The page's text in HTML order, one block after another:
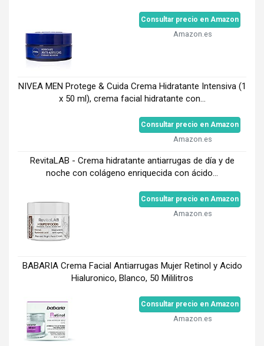
Consultar precio en Amazon
Amazon.es
NIVEA MEN Protege & Cuida Crema Hidratante Intensiva (1
x 50 ml), crema facial hidratante con...
Consultar precio en Amazon
Amazon.es
RevitaLAB - Crema hidratante antiarrugas de día y de
noche con colágeno enriquecida con ácido...
Consultar precio en Amazon
Amazon.es
BABARIA Crema Facial Antiarrugas Mujer Retinol y Acido
Hialuronico, Blanco, 50 Mililitros
Consultar precio en Amazon
Amazon.es